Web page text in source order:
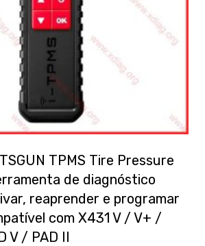
TPMS Tire Pressure
de diagnóstico
reaprender e programar
com X431 V / V+ /
V / PAD II